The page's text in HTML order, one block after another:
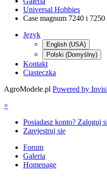
Universal Hobbies
Case magnum 7240 i 7250
Język
English (USA)
Polski (Domyślny)
Kontakt
Ciasteczka
AgroModele.pl Powered by
×
Posiadasz konto? Zaloguj
Zarejestruj się
Forum
Galeria
Homepage